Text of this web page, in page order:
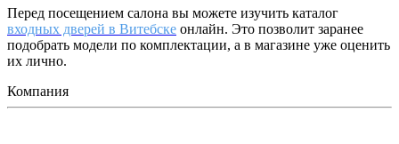
Перед посещением салона вы можете изучить каталог
входных дверей в Витебске онлайн. Это позволит заранее
подобрать модели по комплектации, а в магазине уже оценить
их лично.
Компания